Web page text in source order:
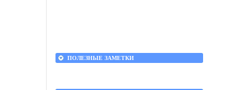
ПОЛЕЗНЫЕ ЗАМЕТКИ